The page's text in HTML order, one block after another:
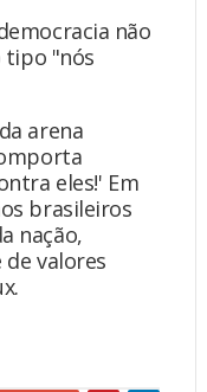
não
tipo "nós
arena
eles!' Em
brasileiros
nação,
valores